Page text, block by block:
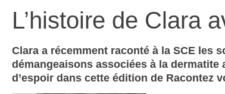
L’histoire de Clara
Clara a récemment raconté à la SCE les
démangeaisons associées à la
d’espoir dans cette édition de Racontez